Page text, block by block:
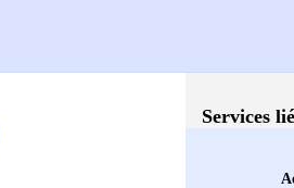
Services